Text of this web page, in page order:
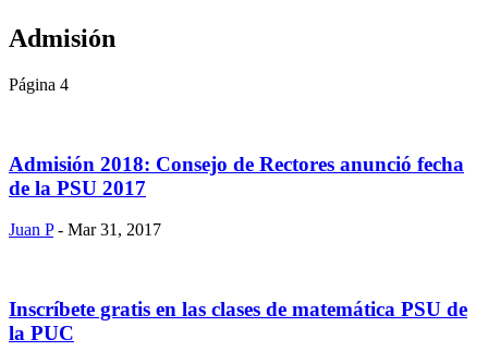
Admisión
Página 4
Admisión 2018: Consejo de Rectores anunció fecha
de la PSU 2017
Juan P - Mar 31, 2017
Inscríbete gratis en las clases de matemática PSU de
la PUC